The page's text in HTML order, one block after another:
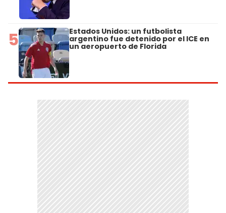
5 Estados Unidos: un futbolista
argentino fue detenido por el ICE en
un aeropuerto de Florida